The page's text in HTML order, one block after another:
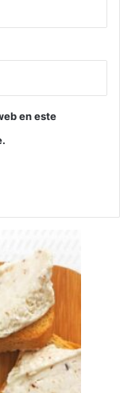
en este